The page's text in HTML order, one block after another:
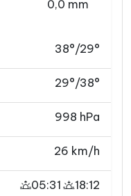
0,0 mm
38°/29°
29°/38°
998 hPa
26 km/h
05:31 18:12